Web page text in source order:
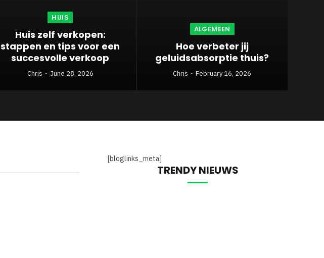
HUIS
Huis zelf verkopen:
stappen en tips voor een
succesvolle verkoop
Chris June 28, 2026
ALGEMEEN
Hoe verbeter jij
geluidsabsorptie thuis?
Chris February 16, 2026
[bloglinks_meta]
TRENDY NIEUWS